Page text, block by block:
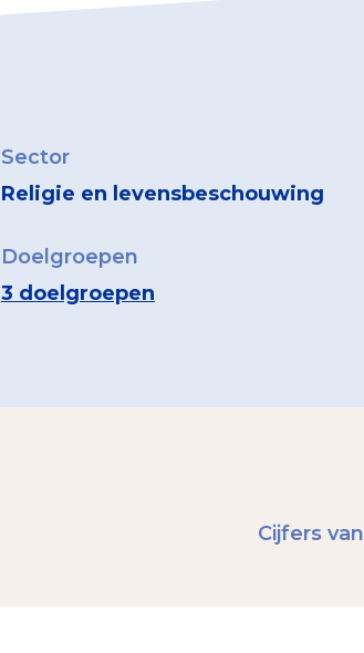
Sector
Religie en levensbeschouwing
Doelgroepen
3 doelgroepen
Cijfers van